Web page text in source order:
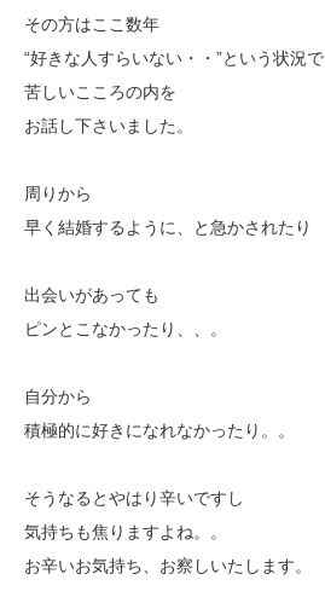
その方はここ数年
“好きな人すらいない・・”という状況で
苦しいこころの内を
お話し下さいました。
周りから
早く結婚するように、と急かされたり
出会いがあっても
ピンとこなかったり、、。
自分から
積極的に好きになれなかったり。。
そうなるとやはり辛いですし
気持ちも焦りますよね。。
お辛いお気持ち、お察しいたします。